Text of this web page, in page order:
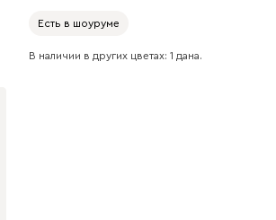
Есть в шоуруме
В наличии в других цветах: 1 дана.